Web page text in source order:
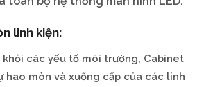
linh kiện:
khỏi các yếu tố môi trường, Cabinet
hao mòn và xuống cấp của các linh